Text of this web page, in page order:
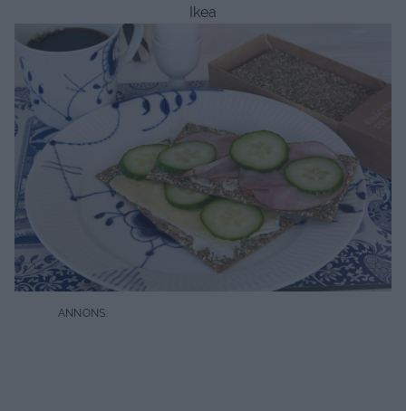
Ikea